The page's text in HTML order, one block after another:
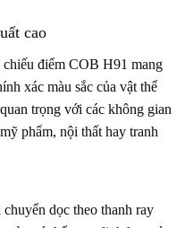
cao
điểm COB H91 mang
xác màu sắc của vật thể
trọng với các không gian
phẩm, nội thất hay tranh
dọc theo thanh ray